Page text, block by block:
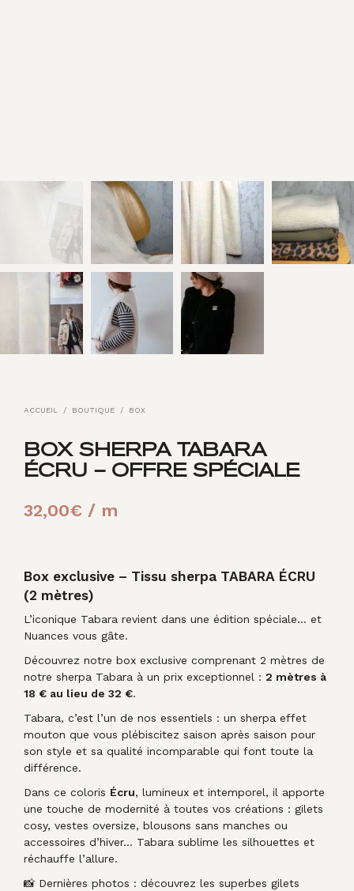
ACCUEIL / BOUTIQUE / BOX
BOX SHERPA TABARA
ÉCRU – OFFRE SPÉCIALE
32,00€ / m
Box exclusive – Tissu sherpa TABARA ÉCRU
(2 mètres)
L’iconique Tabara revient dans une édition spéciale… et
Nuances vous gâte.
Découvrez notre box exclusive comprenant 2 mètres de
notre sherpa Tabara à un prix exceptionnel : 2 mètres à
18 € au lieu de 32 €.
Tabara, c’est l’un de nos essentiels : un sherpa effet
mouton que vous plébiscitez saison après saison pour
son style et sa qualité incomparable qui font toute la
différence.
Dans ce coloris Écru, lumineux et intemporel, il apporte
une touche de modernité à toutes vos créations : gilets
cosy, vestes oversize, blousons sans manches ou
accessoires d’hiver… Tabara sublime les silhouettes et
réchauffe l’allure.
📸 Dernières photos : découvrez les superbes gilets